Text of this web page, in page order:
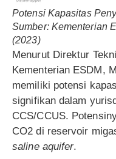
Potensi Kapasitas
Sumber: Kementerian
(2023)
Menurut Direktur
Kementerian ESDM,
memiliki potensi
signifikan dalam
CCS/CCUS.
CO2 di reservoir
saline aquifer.